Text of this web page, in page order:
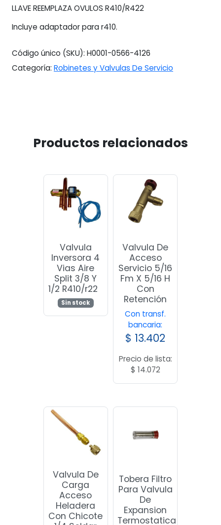
LLAVE REEMPLAZA OVULOS R410/R422
Incluye adaptador para r410.
Código único (SKU): H0001-0566-4126
Categoría: Robinetes y Valvulas De Servicio
Productos relacionados
Valvula
Inversora 4
Vias Aire
Split 3/8 Y
1/2 R410/r22
Sin stock
Valvula De
Acceso
Servicio 5/16
Fm X 5/16 H
Con
Retención
Con transf.
bancaria:
$ 13.402
Precio de lista:
$ 14.072
Valvula De
Carga
Acceso
Heladera
Con Chicote
Tobera Filtro
Para Valvula
De
Expansion
Termostatica